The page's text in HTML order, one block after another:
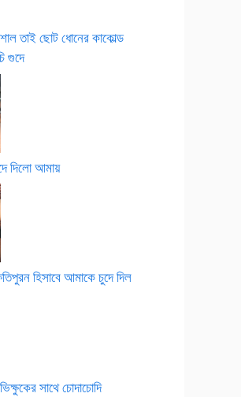
তাই ছোট ধোনের কাকোল্ড
গুদে
দিলো আমায়
হিসাবে আমাকে চুদে দিল
সাথে চোদাচোদি